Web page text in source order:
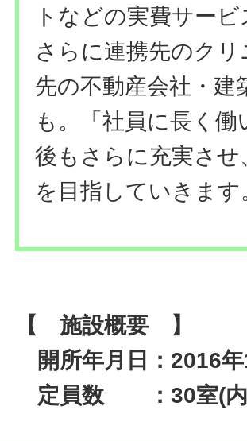
トなどの実費サー
さらに連携先のク
先の不動産会社・建
も。「社員に長く
後もさらに充実さ
を目指していきます
【 施設概要 】
開所年月日：2016年
定員数 ：30室(内2